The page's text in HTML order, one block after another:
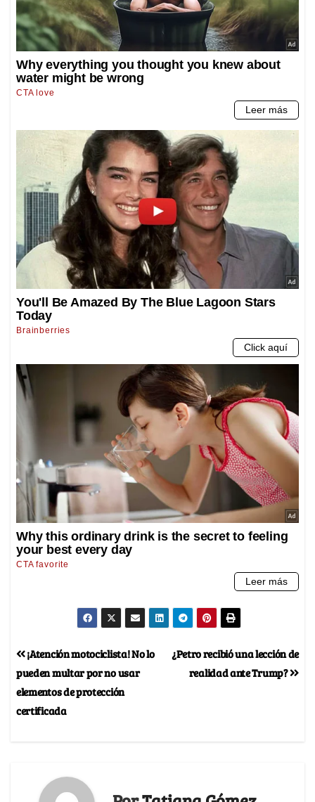
¿Petro recibió una lección de
realidad ante Trump?
¡Atención motociclista! No lo
pueden multar por no usar
elementos de protección
certificada